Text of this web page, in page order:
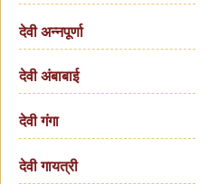
देवी अन्नपूर्णा
देवी अंबाबाई
देवी गंगा
देवी गायत्री